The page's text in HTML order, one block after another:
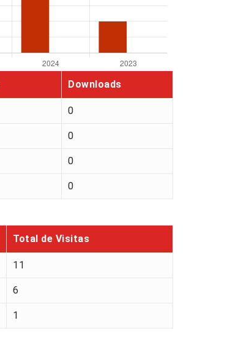
Downloads
0
0
0
0
Total de Visitas
11
6
1